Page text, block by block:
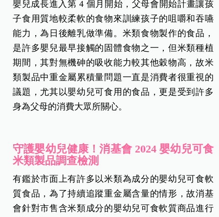
嬰兒成長進入第 4 個月開始，父母會開始計畫讓孩
子食用質地較柔軟的食物來訓練孩子的咀嚼和吞嚥
能力，為日後離乳做準備。米類食物製作的食品，
是許多嬰兒最早接觸的固體食物之一，但米類種植
期間，其對無機砷的吸收能力較其他穀物高，故米
類製品中重金屬累積量問題一直是消費者很重視的
議題，尤其以嬰幼兒可食用的食品，更是受到許多
身為父母的消費大眾所關心。
守護嬰幼兒健康！消基會 2024 嬰幼兒可食
米類製品調查檢測
有鑑於市面上有許多以米類為成分的嬰幼兒可食軟
質食品，為了持續追蹤重金屬含量的情形，故消基
會針對市售含米類成分的嬰幼兒可食軟質商品進行